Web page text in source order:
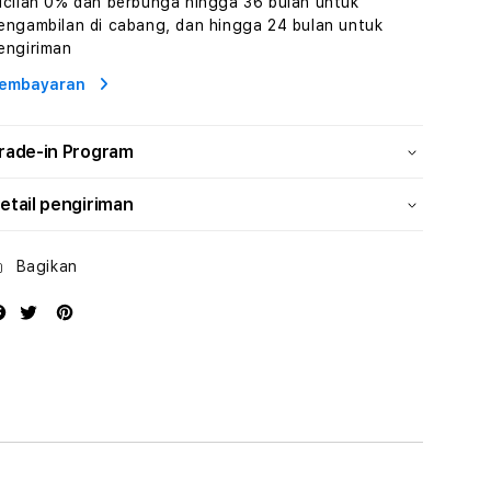
dan
Solusi
Energi
dan
Solusi
di cabang, dan hingga 24 bulan untuk
in Program
pengiriman
Bagikan